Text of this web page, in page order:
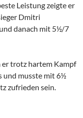
Leistung zeigte er
Dmitri
danach mit 5½/7
er trotz hartem Kampf
und musste mit 6½
zufrieden sein.